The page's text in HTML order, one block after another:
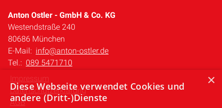
Anton Ostler - GmbH & Co. KG
Westendstraße 240
80686 München
E-Mail: info@anton-ostler.de
Tel.: 089 5471710
Impressum
Datenschutzerklärung
AGB
×
Diese Webseite verwendet Cookies und
andere (Dritt-)Dienste